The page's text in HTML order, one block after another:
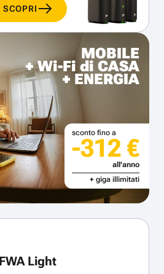
SCOPRI
MOBILE
+ Wi-Fi di CASA
+ ENERGIA
sconto fino a
-312 €
all'anno
+ giga illimitati
Light